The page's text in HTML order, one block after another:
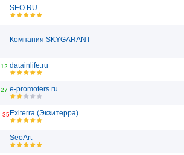
SEO.RU
Компания SKYGARANT
12 datainlife.ru
27 e-promoters.ru
-35Exiterra (Экзитерра)
SeoArt